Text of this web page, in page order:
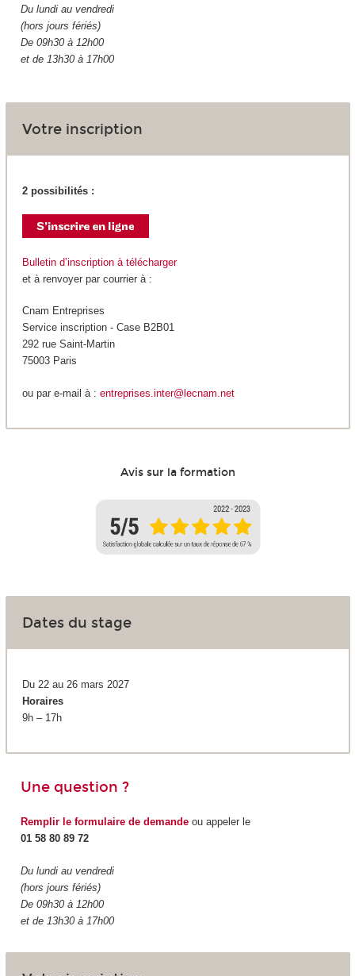
Du lundi au vendredi
(hors jours fériés)
De 09h30 à 12h00
et de 13h30 à 17h00
Votre inscription
2 possibilités :
Bulletin d’inscription à télécharger
et à renvoyer par courrier à :
Cnam Entreprises
Service inscription - Case B2B01
292 rue Saint-Martin
75003 Paris
ou par e-mail à : entreprises.inter@lecnam.net
Avis sur la formation
Dates du stage
Du 22 au 26 mars 2027
Horaires
9h – 17h
Une question ?
Remplir le formulaire de demandeou appeler le
01 58 80 89 72
Du lundi au vendredi
(hors jours fériés)
De 09h30 à 12h00
et de 13h30 à 17h00